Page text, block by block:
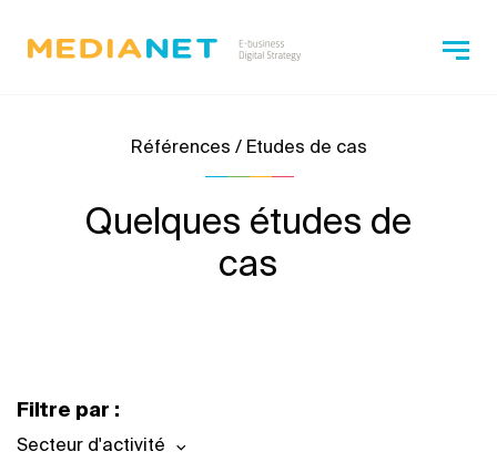
Références / Etudes de cas
Quelques études de
cas
Filtre par :
Secteur d'activité